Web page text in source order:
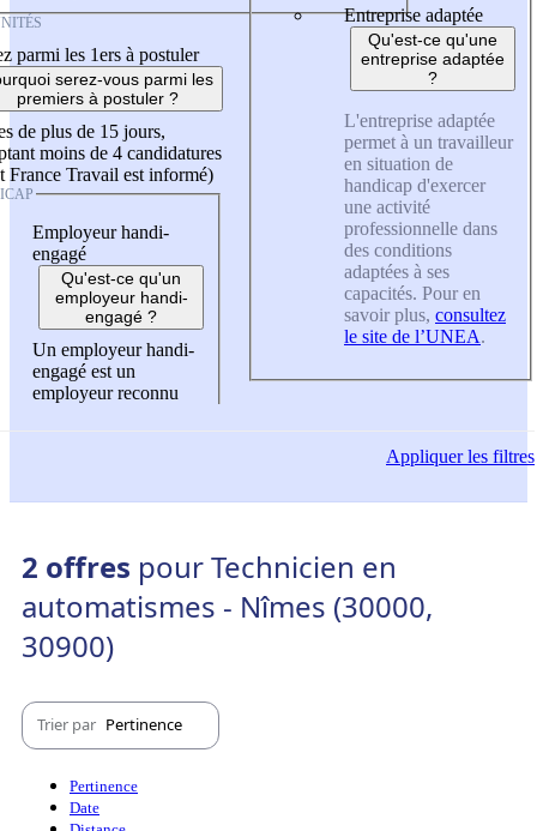
parmi les 1ers à postuler
serez-vous parmi les
premiers à postuler ?
de plus de 15 jours,
moins de 4 candidatures
France Travail est informé)
Employeur handi-
engagé
Qu'est-ce qu'un
employeur handi-
engagé ?
Un employeur handi-
engagé est un
employeur reconnu
Entreprise adaptée
Qu'est-ce qu'une
entreprise adaptée
?
L'entreprise adaptée
permet à un travailleur
en situation de
handicap d'exercer
une activité
professionnelle dans
des conditions
adaptées à ses
capacités. Pour en
savoir plus, consultez
le site de l’UNEA.
Appliquerles filtres
2 offres pour Technicien en
automatismes - Nîmes (30000,
30900)
Trier par Pertinence
Pertinence
Date